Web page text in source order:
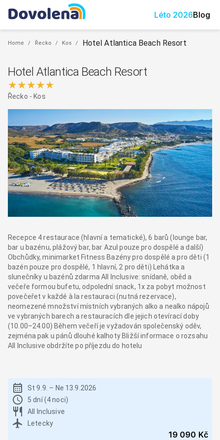
Léto 2026Blog
Home / Řecko / Kos / Hotel Atlantica Beach Resort
Hotel Atlantica Beach Resort
★★★★★
Řecko - Kos
Recepce 4 restaurace (hlavní a tematické), 6 barů (lounge bar,
bar u bazénu, plážový bar, bar Azul pouze pro dospělé a další)
Obchůdky, minimarket Fitness Bazény pro dospělé a pro děti (1
bazén pouze pro dospělé, 1 hlavní, 2 pro děti) Lehátka a
slunečníky u bazénů zdarma All Inclusive: snídaně, oběd a
večeře formou bufetu, odpolední snack, 1x za pobyt možnost
povečeřet v každé à la restauraci (nutná rezervace),
neomezené množství místních vybraných alko a nealko nápojů
ve vybraných barech a restauracích dle jejich otevírací doby
(10.00–24.00) Během večeří je vyžadován společenský oděv,
zejména pak u pánů dlouhé kalhoty Bližší informace o rozsahu
All Inclusive obdržíte po příjezdu do hotelu
St 9.9. – Ne 13.9.2026
5 dní (4 noci)
All Inclusive
Letecky
19 090 Kč